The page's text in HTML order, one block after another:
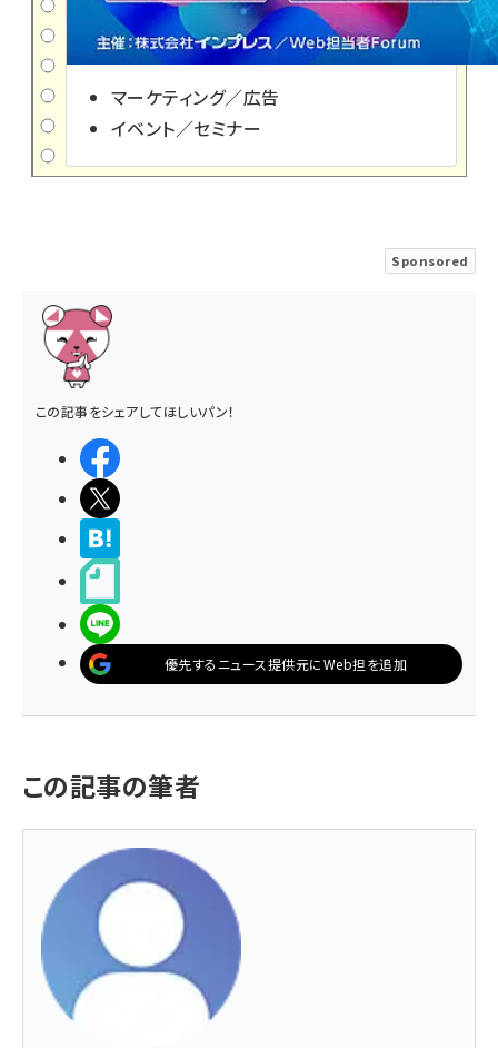
マーケティング／広告
イベント／セミナー
Sponsored
この記事をシェアしてほしいパン！
優先するニュース提供元にWeb担を追加
この記事の筆者